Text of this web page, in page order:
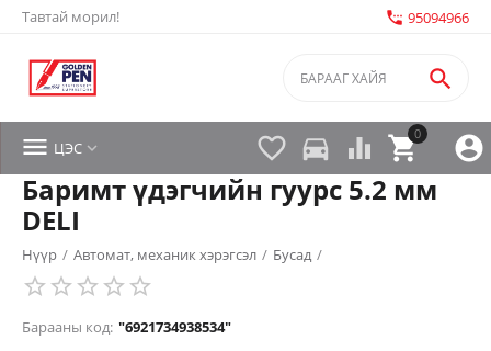
Тавтай морил! settings_phone 95094966


0

 directions_car 
 ЦЭС 
Баримт үдэгчийн гуурс 5.2 мм
DELI
Нүүр / Автомат, механик хэрэгсэл / Бусад /
Барааны код: "6921734938534"